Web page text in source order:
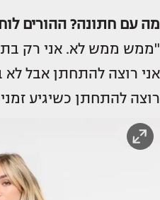
מה עם חתונה? ההורים
אני רוצה להתחתן אבל לא
רוצה להתחתן כשיגיע